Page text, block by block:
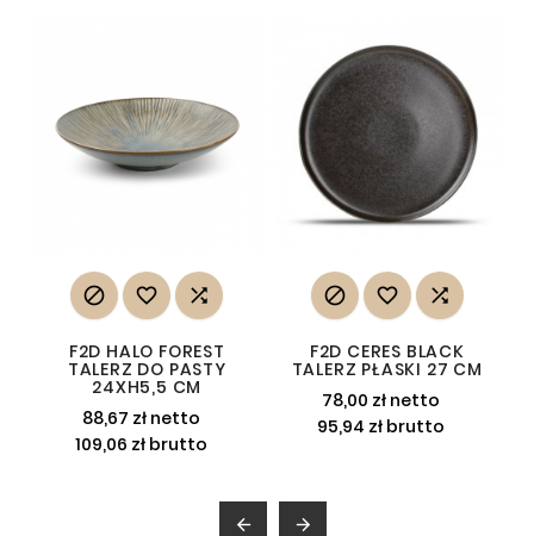
  
F2D HALO FOREST
TALERZ DO PASTY
24XH5,5 CM
88,67 zł netto
109,06 zł brutto
  
F2D CERES BLACK
TALERZ PŁASKI 27 CM
78,00 zł netto
95,94 zł brutto
 